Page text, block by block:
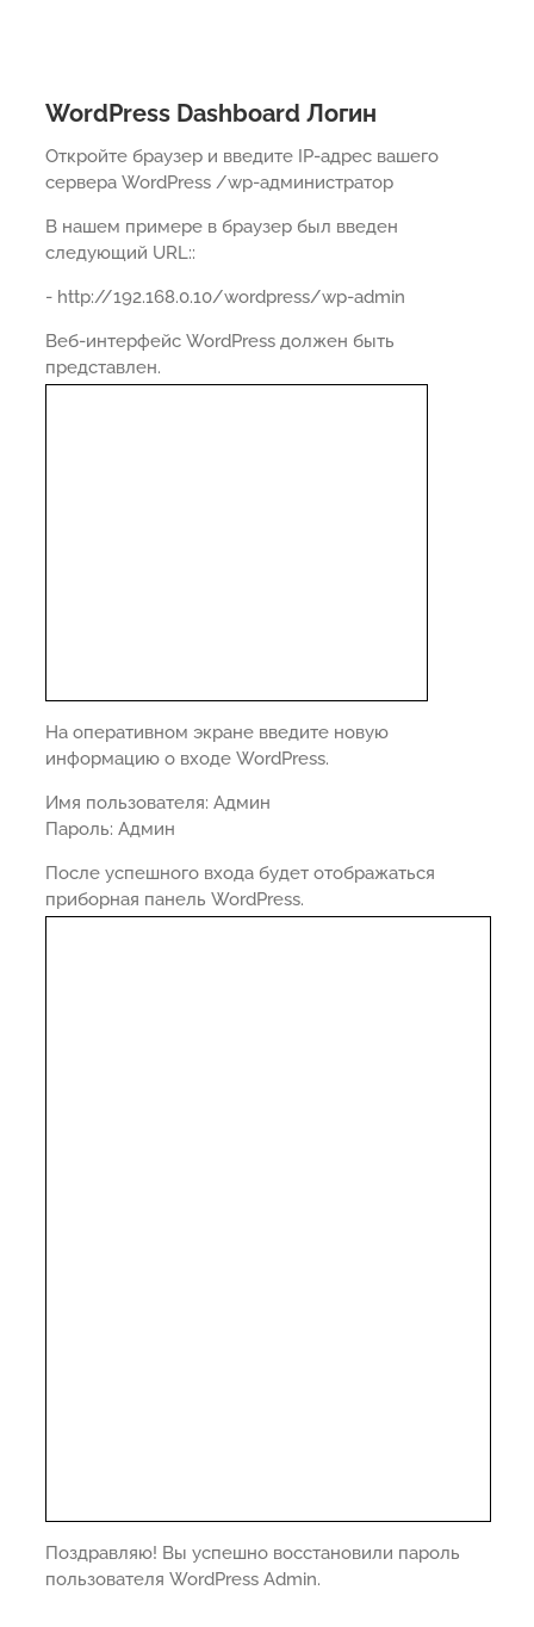
WordPress Dashboard Логин
Откройте браузер и введите IP-адрес вашего
сервера WordPress /wp-администратор
В нашем примере в браузер был введен
следующий URL::
- http://192.168.0.10/wordpress/wp-admin
Веб-интерфейс WordPress должен быть
представлен.
На оперативном экране введите новую
информацию о входе WordPress.
Имя пользователя: Админ
Пароль: Админ
После успешного входа будет отображаться
приборная панель WordPress.
Поздравляю! Вы успешно восстановили пароль
пользователя WordPress Admin.